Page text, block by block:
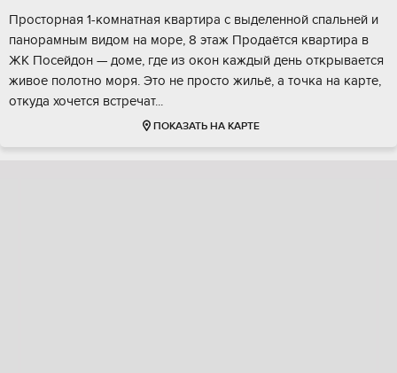
Просторная 1-комнатная квартира с выделенной спальней и
панорамным видом на море, 8 этаж Продаётся квартира в
ЖК Посейдон — доме, где из окон каждый день открывается
живое полотно моря. Это не просто жильё, а точка на карте,
откуда хочется встречат...
ПОКАЗАТЬ НА КАРТЕ